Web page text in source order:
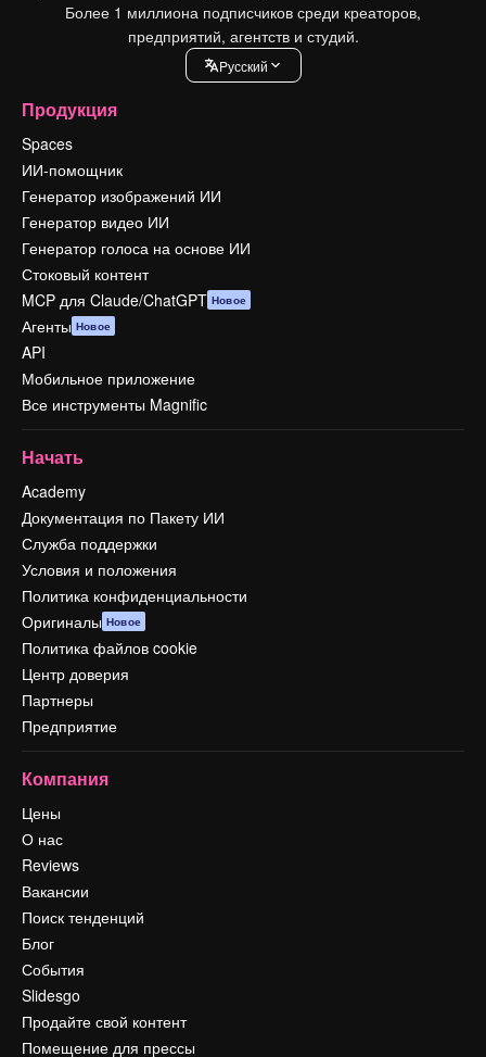
Более 1 миллиона подписчиков среди креаторов,
предприятий, агентств и студий.
Pусский
Продукция
Spaces
ИИ-помощник
Генератор изображений ИИ
Генератор видео ИИ
Генератор голоса на основе ИИ
Стоковый контент
MCP для Claude/ChatGPT Новое
Агенты Новое
API
Мобильное приложение
Все инструменты Magnific
Начать
Academy
Документация по Пакету ИИ
Служба поддержки
Условия и положения
Политика конфиденциальности
Оригиналы Новое
Политика файлов cookie
Центр доверия
Партнеры
Предприятие
Компания
Цены
О нас
Reviews
Вакансии
Поиск тенденций
Блог
События
Slidesgo
Продайте свой контент
Помещение для прессы